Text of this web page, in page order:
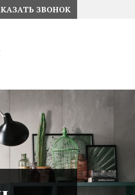
ЗВОНОК